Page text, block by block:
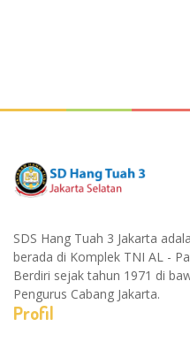
SDS Hang Tuah 3 Jakarta
berada di Komplek TNI AL -
Berdiri sejak tahun 1971 di
Pengurus Cabang Jakarta.
Profil